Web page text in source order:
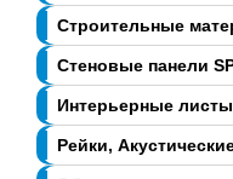
Строительные
Стеновые панели
Интерьерные листы
Рейки,